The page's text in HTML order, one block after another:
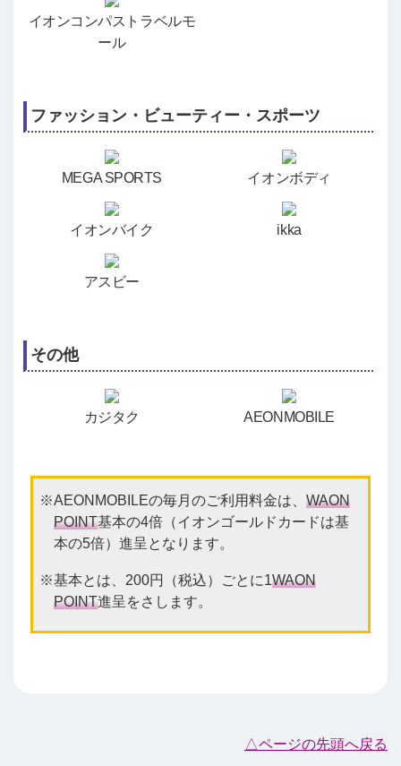
イオンコンパストラベルモ
ール
ファッション・ビューティー・スポーツ
MEGA SPORTS イオンボディ
イオンバイク ikka
アスビー
その他
カジタク AEONMOBILE
AEONMOBILEの毎月のご利用料金は、 WAON
POINT基本の4倍（イオンゴールドカードは基
本の5倍）進呈となります。
基本とは、200円（税込）ごとに1WAON
POINT進呈をさします。
△ページの先頭へ戻る